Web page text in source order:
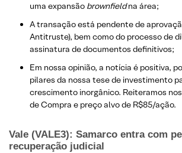
uma expansão brownfieldna área;
A transação está pendente de
Antitruste), bem como do processo de
assinatura de documentos definitivos;
Em nossa opinião, a notícia é positiva,
pilares da nossa tese de investimento
crescimento inorgânico. Reiteramos
de Compra e preço alvo de R$85/ação.
Vale (VALE3): Samarco entra com
recuperação judicial